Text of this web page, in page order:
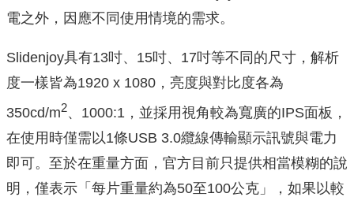
電之外，因應不同使用情境的需求。
Slidenjoy具有13吋、15吋、17吋等不同的尺寸，解析
度一樣皆為1920 x 1080，亮度與對比度各為
350cd/m2、1000:1，並採用視角較為寬廣的IPS面板，
在使用時僅需以1條USB 3.0纜線傳輸顯示訊號與電力
即可。至於在重量方面，官方目前只提供相當模糊的說
明，僅表示「每片重量約為50至100公克」，如果以較